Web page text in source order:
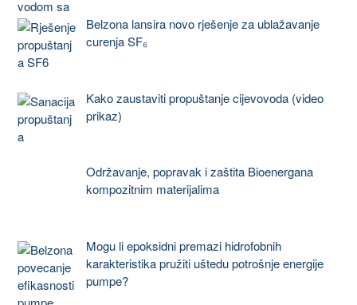
Belzona lansira novo rješenje za ublažavanje
curenja SF₆
Kako zaustaviti propuštanje cijevovoda (video
prikaz)
Održavanje, popravak i zaštita Bioenergana
kompozitnim materijalima
Mogu li epoksidni premazi hidrofobnih
karakteristika pružiti uštedu potrošnje energije
pumpe?